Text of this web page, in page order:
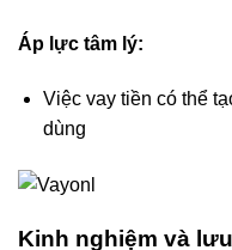
Áp lực tâm lý:
Việc vay tiền có thể
dùng
Kinh nghiệm và